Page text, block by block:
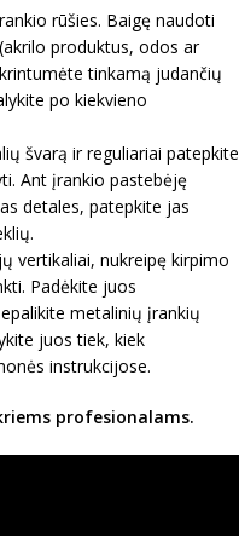
rūšies. Baigę naudoti
produktus, odos ar
tinkamą judančių
po kiekvieno
švarą ir reguliariai patepkite
Ant įrankio pastebėję
detales, patepkite jas
vertikaliai, nukreipę kirpimo
Padėkite juos
metalinių įrankių
juos tiek, kiek
instrukcijose.
profesionalams.